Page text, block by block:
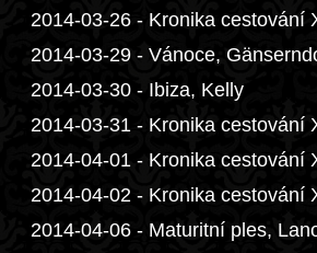
2014-03-26 - Kronika cestování
2014-03-29 - Vánoce,
2014-03-30 - Ibiza, Kelly
2014-03-31 - Kronika cestování
2014-04-01 - Kronika cestování
2014-04-02 - Kronika cestování
2014-04-06 - Maturitní ples,